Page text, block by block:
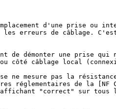
d'une prise ou
les erreurs de câblage.
de démonter une prise
côté câblage local
réglementaires de la [NF
"correct" sur tous